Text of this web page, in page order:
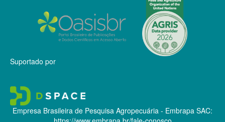
Suportado por
Empresa Brasileira de Pesquisa Agropecuária - Embrapa SAC: